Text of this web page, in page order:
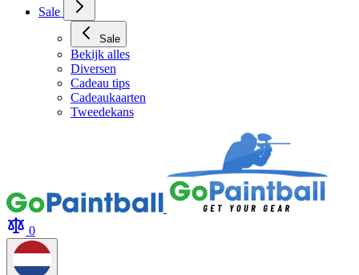
Sale
Sale
Bekijk alles
Diversen
Cadeau tips
Cadeaukaarten
Tweedekans
0